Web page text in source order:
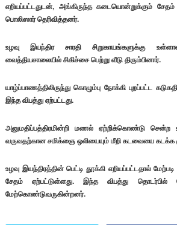
எறியப்பட்டதுடன், அங்கிருந்த கடையொன்றுக்கும் சேதம்
பொலிஸார் தெரிவித்தனர்.
உழவு இயந்திர சாரதி சிறுகாயங்களுக்கு
வைத்தியசாலையில் சிகிச்சை பெற்று வீடு திரும்பினார்.
யாழ்ப்பாணத்திலிருந்து கொழும்பு நோக்கி புறப்பட்ட
இந்த விபத்து ஏற்பட்டது.
அனுமதிப்பத்திரமின்றி மணல் ஏற்றிக்கொண்டு சென்ற
வருவதற்கான சமிக்ஞை ஒலியையும் மீறி கடவையை கடக்க
உழவு இயந்திரத்தின் பெட்டி தூக்கி எறியப்பட்டதால்
சேதம் ஏற்பட்டுள்ளது. இந்த விபத்து தொடர்பில்
மேற்கொண்டுவருகின்றனர்.